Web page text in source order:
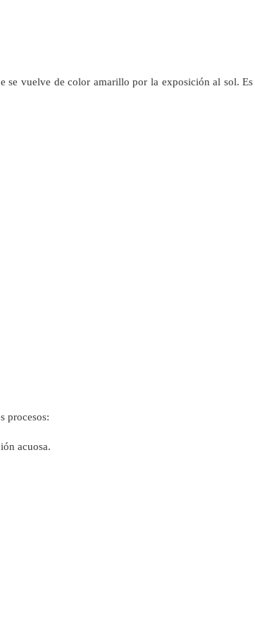
vuelve de color amarillo por la exposición al sol.
procesos:
acuosa.